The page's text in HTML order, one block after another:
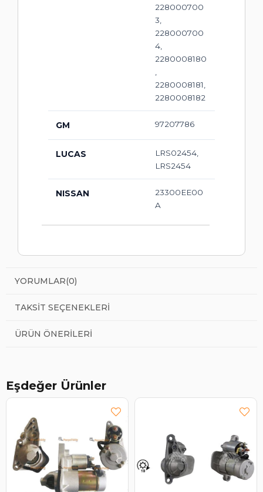
228000700
3,
228000700
4,
2280008180
,
2280008181,
2280008182
GM 97207786
LUCAS
LRS02454,
LRS2454
NISSAN
23300EE00
A
YORUMLAR(0)
TAKSIT SEÇENEKLERI
ÜRÜN ÖNERILERI
Eşdeğer Ürünler